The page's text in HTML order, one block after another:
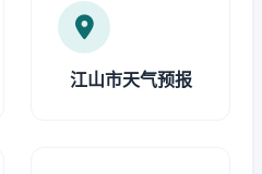
江山市天气预报